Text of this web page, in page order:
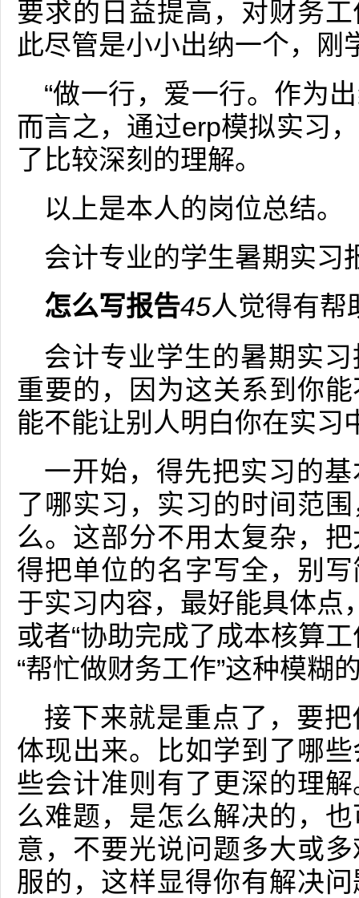
要求的日益提高，对财务
此尽管是小小出纳一个，刚
“做一行，爱一行。作为
而言之，通过erp模拟实习
了比较深刻的理解。
以上是本人的岗位总结。
会计专业的学生暑期实习
怎么写报告45人觉得有帮
会计专业学生的暑期实
重要的，因为这关系到你
能不能让别人明白你在实习
一开始，得先把实习的
了哪实习，实习的时间范
么。这部分不用太复杂，
得把单位的名字写全，别
于实习内容，最好能具体点
或者“协助完成了成本核算
“帮忙做财务工作”这种模糊
接下来就是重点了，要
体现出来。比如学到了哪
些会计准则有了更深的理
么难题，是怎么解决的，
意，不要光说问题多大或
服的，这样显得你有解决